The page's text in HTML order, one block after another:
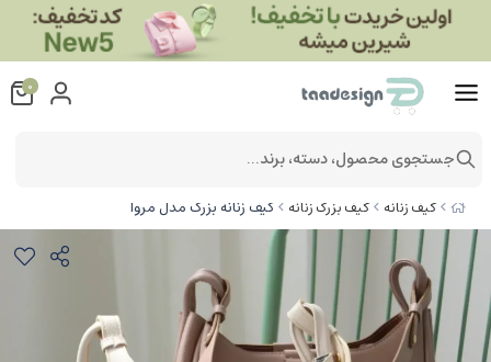
کیف زنانه کیف بزرگ زنانه کیف زنانه بزرگ مدل مروا
0
جستجوی محصول، دسته، برند...